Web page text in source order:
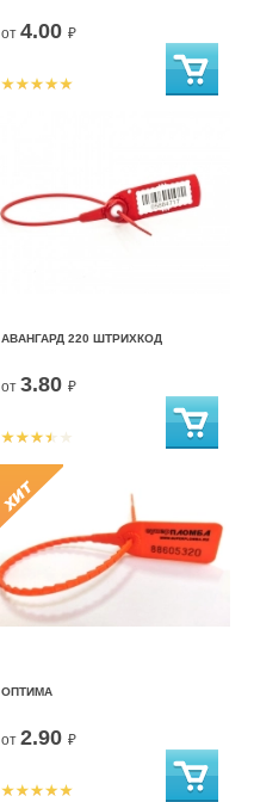
от 4.00 ₽
АВАНГАРД 220 ШТРИХКОД
от 3.80 ₽
ОПТИМА
от 2.90 ₽